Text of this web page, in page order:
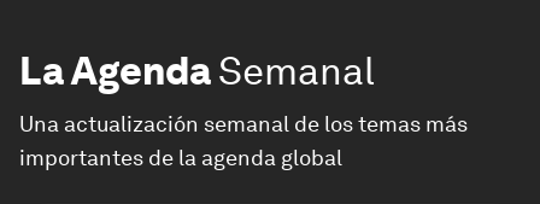
La AgendaSemanal
Una actualización semanal de los temas más
importantes de la agenda global